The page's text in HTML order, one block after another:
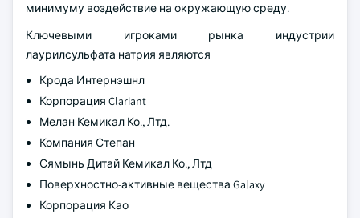
минимуму воздействие на окружающую среду.
Ключевыми игроками рынка индустрии
лаурилсульфата натрия являются
Крода Интернэшнл
Корпорация Clariant
Мелан Кемикал Ко., Лтд.
Компания Степан
Сямынь Дитай Кемикал Ко., Лтд
Поверхностно-активные вещества Galaxy
Корпорация Као